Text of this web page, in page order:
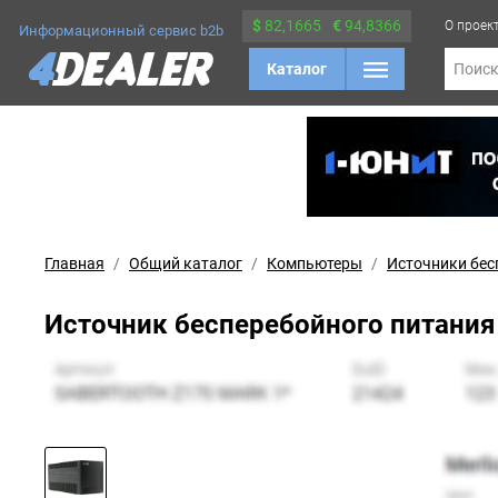
Информационный сервис b2b $ 82,1665 €94,8366
Каталог
О
Поиск
Главная Общий каталог Компьютеры Источники
Источник бесперебойного